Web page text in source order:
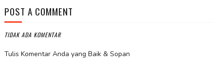
POST A COMMENT
TIDAK ADA KOMENTAR
Tulis Komentar Anda yang Baik & Sopan